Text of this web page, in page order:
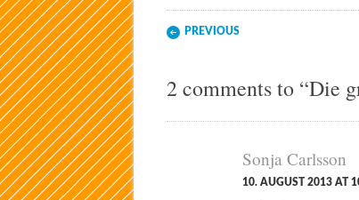
Post
PREVIOUS
2 comments to “Die
Sonja Carlsson
10. AUGUST 2013 AT